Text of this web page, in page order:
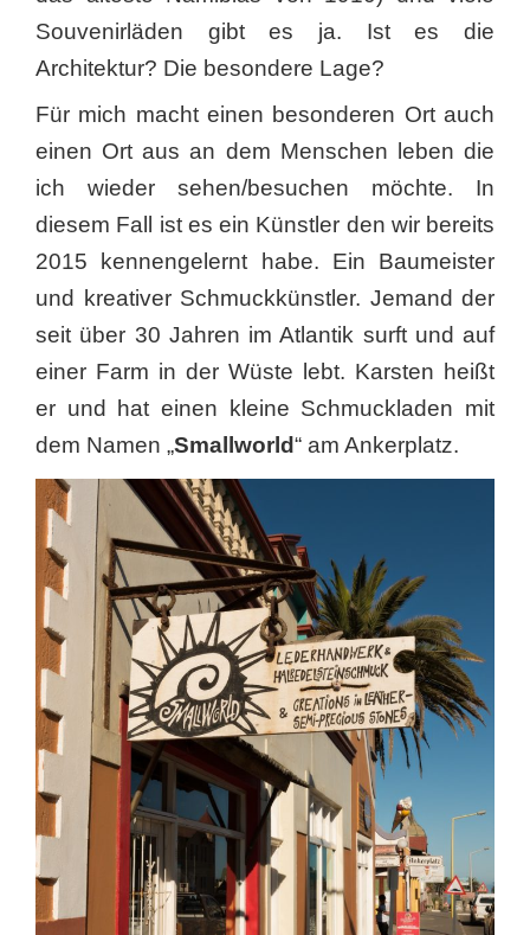
Souvenirläden gibt es ja. Ist es die
Architektur? Die besondere Lage?
Für mich macht einen besonderen Ort auch
einen Ort aus an dem Menschen leben die
ich wieder sehen/besuchen möchte. In
diesem Fall ist es ein Künstler den wir bereits
2015 kennengelernt habe. Ein Baumeister
und kreativer Schmuckkünstler. Jemand der
seit über 30 Jahren im Atlantik surft und auf
einer Farm in der Wüste lebt. Karsten heißt
er und hat einen kleine Schmuckladen mit
dem Namen „Smallworld“ am Ankerplatz.